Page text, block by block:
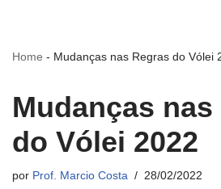
Home - Mudanças nas Regras do Vólei
Mudanças nas
do Vólei 2022
por Prof. Marcio Costa 28/02/2022